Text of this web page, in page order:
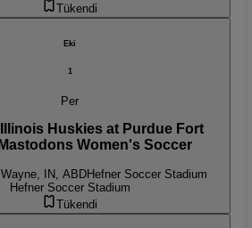
Tükendi
Eki
1
Per
Huskies at Purdue Fort
Women's Soccer
IN, ABDHefner Soccer Stadium
Hefner Soccer Stadium
Tükendi